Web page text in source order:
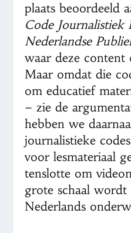
plaats beoordeeld
Code Journalistiek
Nederlandse
waar deze content
Maar omdat die
om educatief
– zie de
hebben we
journalistieke
voor lesmateriaal
tenslotte om
grote schaal
Nederlands